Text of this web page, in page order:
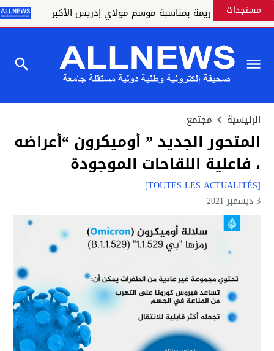
مستجدات
ملكية كريمة بمناسبة موسم مولاي إدريس الأكبر
الرئيسية مجتمع
المتحور الجديد ” أوميكرون “أعراضه
، فاعلية اللقاحات الموجودة
[TOUTES LES ACTUALITÉS]
3 ديسمبر 2021